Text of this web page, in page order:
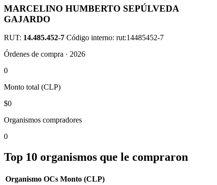
MARCELINO HUMBERTO SEPÚLVEDA
GAJARDO
RUT: 14.485.452-7 Código interno: rut:14485452-7
Órdenes de compra · 2026
0
Monto total (CLP)
$0
Organismos compradores
0
Top 10 organismos que le compraron
Organismo OCs Monto (CLP)